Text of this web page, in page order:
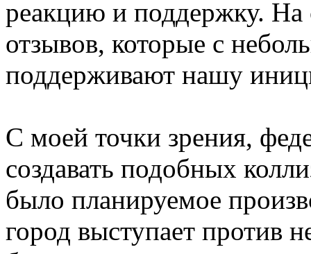
реакцию и поддержку.
отзывов, которые с
поддерживают нашу
С моей точки зрения,
создавать подобных
было планируемое
город выступает против